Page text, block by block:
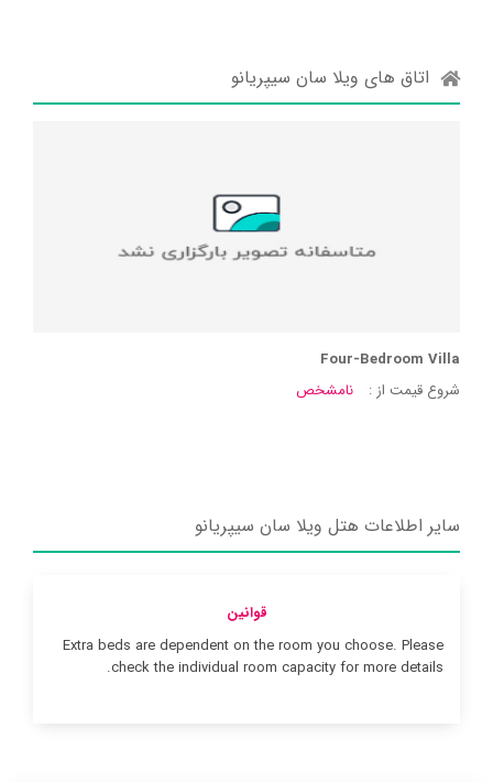
اتاق های ویلا سان سیپریانو
Four-Bedroom Villa
شروع قیمت از :
نامشخص
سایر اطلاعات هتل ویلا سان سیپریانو
قوانین
Extra beds are dependent on the room you choose. Please
check the individual room capacity for more details.